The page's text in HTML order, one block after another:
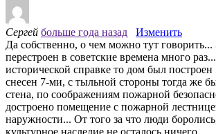
Сергей больше года назад
Изменить
Да собственно, о чем можно тут
перестроен в советские времена много
исторической справке то дом был
снесен 7-ми, с тыльной стороны тогда же
стена, по соображениям пожарной
достроено помещение с пожарной
наружности... От того за что люди
культурное наследие не осталось ничего...